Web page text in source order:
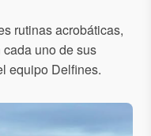
rutinas acrobáticas,
uno de sus
equipo Delfines.